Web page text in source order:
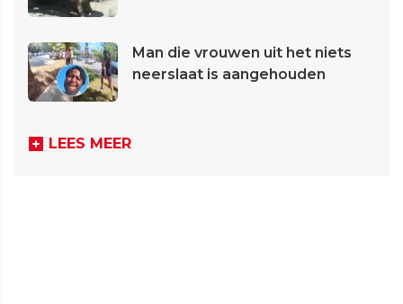
Man die vrouwen uit het niets
neerslaat is aangehouden
LEES MEER